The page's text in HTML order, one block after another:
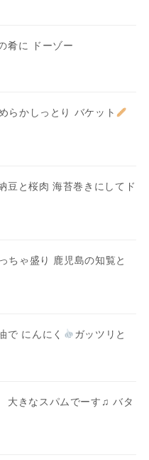
肴に ドーゾー
らかしっとり バケット
豆と桜肉 海苔巻きにしてド
ゃ盛り 鹿児島の知覧と
で にんにく ガッツリと
大きなスパムでーす♫ バタ